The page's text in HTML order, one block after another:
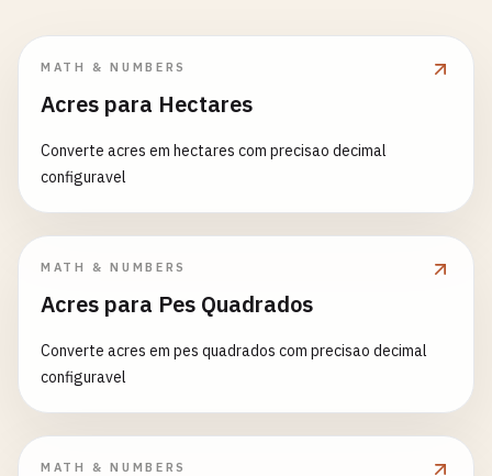
MATH & NUMBERS
Acres para Hectares
Converte acres em hectares com precisao decimal
configuravel
MATH & NUMBERS
Acres para Pes Quadrados
Converte acres em pes quadrados com precisao decimal
configuravel
MATH & NUMBERS